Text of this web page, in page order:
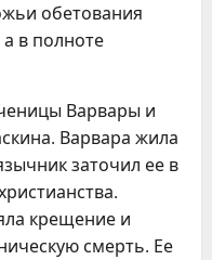
обетования
в полноте
Варвары и
Варвара жила
заточил ее в
крещение и
смерть. Ее